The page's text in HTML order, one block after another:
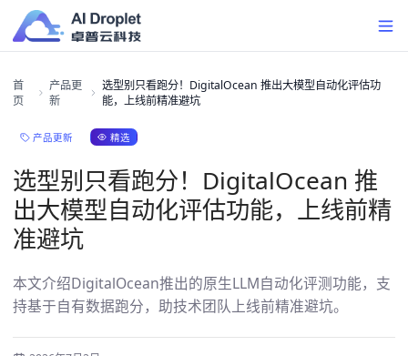
首
页
产品更
新
选型别只看跑分！DigitalOcean 推出大模型自动化评估功
能，上线前精准避坑
产品更新 精选
选型别只看跑分！DigitalOcean 推
出大模型自动化评估功能，上线前精
准避坑
本文介绍DigitalOcean推出的原生LLM自动化评测功能，支
持基于自有数据跑分，助技术团队上线前精准避坑。